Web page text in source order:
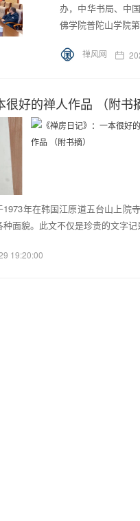
办，中华书局、中
佛学院普陀山学院
禅风网
很好的禅人作品 （附书
1973年在韩国江原道五台山上
种面貌。此文不仅是珍贵的文字
19:20:00